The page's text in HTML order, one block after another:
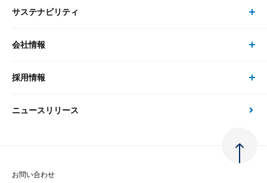
大和総研の強み
先端テクノロジーに基づく新たな価値の創出
政策分析
書籍
セミナー トップ
現在受付中のセミナー・イベント
サステナビリティ
サステナビリティの取り組み
次世代社会への貢献
会社情報
会社情報 トップ
会社概要・役員一覧
採用情報
採用情報 トップ
ニュースリリース
お問い合わせ